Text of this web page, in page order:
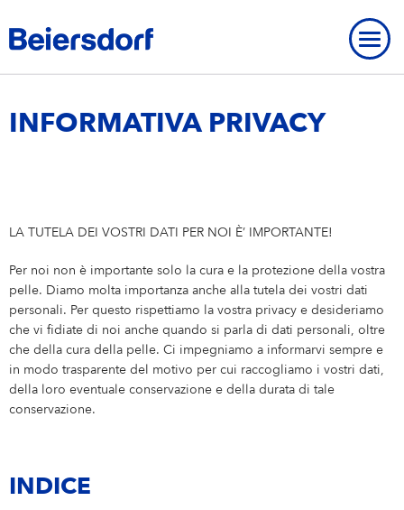
CORE VALUES
STRATEGIA
LA PRESENZA DI BEIERSDORF NEL MONDO
MARCHI
Marchi
NIVEA
Eucerin
REDAZIONE
SOMMARIO
OUR CARE CULTURE
Our Care Culture
I Nostri Benefit
Parità di genere
STAGE
PROFESSIONISTI ESPERTI E ALLE PRIME ARMI
Marketing
CONTATTO
CREDITI
INFORMATIVA PRIVACY
LA TUTELA DEI VOSTRI DATI PER NOI È’ IMPORTANTE!
Per noi non è importante solo la cura e la protezione della vostra
pelle. Diamo molta importanza anche alla tutela dei vostri dati
personali. Per questo rispettiamo la vostra privacy e desideriamo
che vi fidiate di noi anche quando si parla di dati personali, oltre
che della cura della pelle. Ci impegniamo a informarvi sempre e
in modo trasparente del motivo per cui raccogliamo i vostri dati,
della loro eventuale conservazione e della durata di tale
conservazione.
INDICE